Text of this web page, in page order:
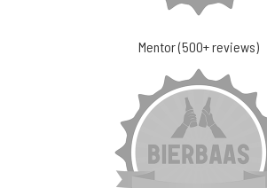
Mentor (500+ reviews)